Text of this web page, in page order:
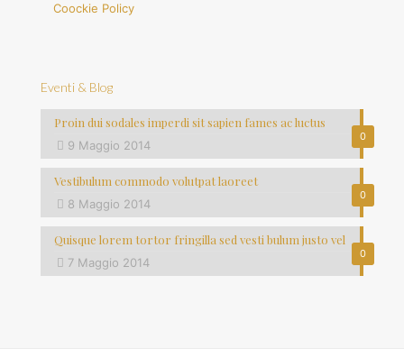
Coockie Policy
Eventi & Blog
0
Proin dui sodales imperdi sit sapien fames ac luctus
9 Maggio 2014
0
Vestibulum commodo volutpat laoreet
8 Maggio 2014
0
Quisque lorem tortor fringilla sed vesti bulum justo vel
7 Maggio 2014